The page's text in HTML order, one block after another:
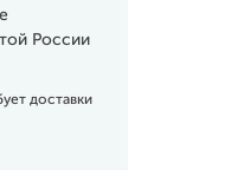
России
доставки